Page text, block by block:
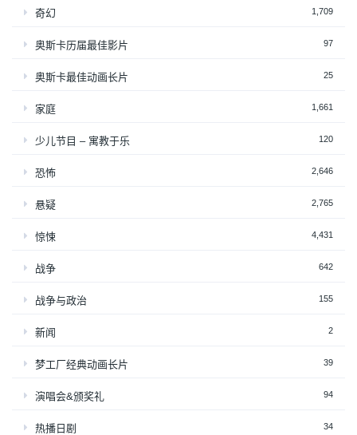
奇幻 1,709
奥斯卡历届最佳影片 97
奥斯卡最佳动画长片 25
家庭 1,661
少儿节目 – 寓教于乐 120
恐怖 2,646
悬疑 2,765
惊悚 4,431
战争 642
战争与政治 155
新闻 2
梦工厂经典动画长片 39
演唱会&颁奖礼 94
热播日剧 34